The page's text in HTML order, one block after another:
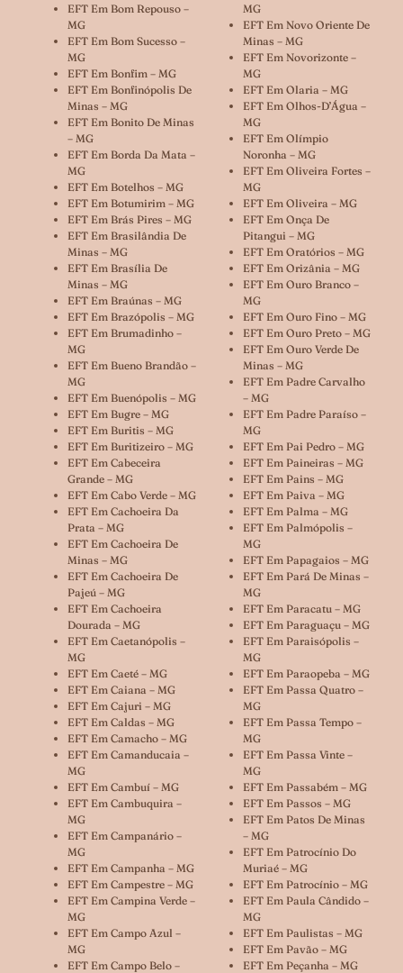
EFT Em Bom Repouso –
MG
EFT Em Bom Sucesso –
MG
EFT Em Bonfim – MG
EFT Em Bonfinópolis De
Minas – MG
EFT Em Bonito De Minas
– MG
EFT Em Borda Da Mata –
MG
EFT Em Botelhos – MG
EFT Em Botumirim – MG
EFT Em Brás Pires – MG
EFT Em Brasilândia De
Minas – MG
EFT Em Brasília De
Minas – MG
EFT Em Braúnas – MG
EFT Em Brazópolis – MG
EFT Em Brumadinho –
MG
EFT Em Bueno Brandão –
MG
EFT Em Buenópolis – MG
EFT Em Bugre – MG
EFT Em Buritis – MG
EFT Em Buritizeiro – MG
EFT Em Cabeceira
Grande – MG
EFT Em Cabo Verde – MG
EFT Em Cachoeira Da
Prata – MG
EFT Em Cachoeira De
Minas – MG
EFT Em Cachoeira De
Pajeú – MG
EFT Em Cachoeira
Dourada – MG
EFT Em Caetanópolis –
MG
EFT Em Caeté – MG
EFT Em Caiana – MG
EFT Em Cajuri – MG
EFT Em Caldas – MG
EFT Em Camacho – MG
EFT Em Camanducaia –
MG
EFT Em Cambuí – MG
EFT Em Cambuquira –
MG
EFT Em Campanário –
MG
EFT Em Campanha – MG
EFT Em Campestre – MG
EFT Em Campina Verde –
MG
EFT Em Campo Azul –
MG
EFT Em Campo Belo –
MG
EFT Em Novo Oriente De
Minas – MG
EFT Em Novorizonte –
MG
EFT Em Olaria – MG
EFT Em Olhos-D’Água –
MG
EFT Em Olímpio
Noronha – MG
EFT Em Oliveira Fortes –
MG
EFT Em Oliveira – MG
EFT Em Onça De
Pitangui – MG
EFT Em Oratórios – MG
EFT Em Orizânia – MG
EFT Em Ouro Branco –
MG
EFT Em Ouro Fino – MG
EFT Em Ouro Preto – MG
EFT Em Ouro Verde De
Minas – MG
EFT Em Padre Carvalho
– MG
EFT Em Padre Paraíso –
MG
EFT Em Pai Pedro – MG
EFT Em Paineiras – MG
EFT Em Pains – MG
EFT Em Paiva – MG
EFT Em Palma – MG
EFT Em Palmópolis –
MG
EFT Em Papagaios – MG
EFT Em Pará De Minas –
MG
EFT Em Paracatu – MG
EFT Em Paraguaçu – MG
EFT Em Paraisópolis –
MG
EFT Em Paraopeba – MG
EFT Em Passa Quatro –
MG
EFT Em Passa Tempo –
MG
EFT Em Passa Vinte –
MG
EFT Em Passabém – MG
EFT Em Passos – MG
EFT Em Patos De Minas
– MG
EFT Em Patrocínio Do
Muriaé – MG
EFT Em Patrocínio – MG
EFT Em Paula Cândido –
MG
EFT Em Paulistas – MG
EFT Em Pavão – MG
EFT Em Peçanha – MG